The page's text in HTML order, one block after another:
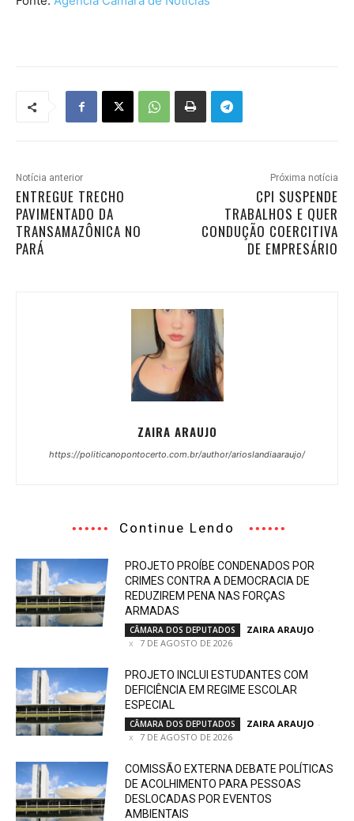
Notícia anterior
ENTREGUE TRECHO
PAVIMENTADO DA
TRANSAMAZÔNICA NO
PARÁ
Próxima notícia
CPI SUSPENDE
TRABALHOS E QUER
CONDUÇÃO COERCITIVA
DE EMPRESÁRIO
ZAIRA ARAUJO
https://politicanopontocerto.com.br/author/arioslandiaaraujo/
Continue Lendo
PROJETO PROÍBE CONDENADOS POR
CRIMES CONTRA A DEMOCRACIA DE
REDUZIREM PENA NAS FORÇAS
ARMADAS
CÂMARA DOS DEPUTADOS ZAIRA ARAUJO -
7 DE AGOSTO DE 2026
PROJETO INCLUI ESTUDANTES COM
DEFICIÊNCIA EM REGIME ESCOLAR
ESPECIAL
CÂMARA DOS DEPUTADOS ZAIRA ARAUJO -
7 DE AGOSTO DE 2026
COMISSÃO EXTERNA DEBATE POLÍTICAS
DE ACOLHIMENTO PARA PESSOAS
DESLOCADAS POR EVENTOS
AMBIENTAIS